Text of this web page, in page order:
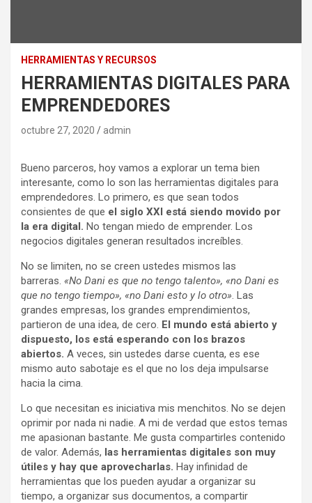
HERRAMIENTAS Y RECURSOS
HERRAMIENTAS DIGITALES PARA
EMPRENDEDORES
octubre 27, 2020 admin
Bueno parceros, hoy vamos a explorar un tema bien
interesante, como lo son las herramientas digitales para
emprendedores. Lo primero, es que sean todos
consientes de que el siglo XXI está siendo movido por
la era digital. No tengan miedo de emprender. Los
negocios digitales generan resultados increíbles.
No se limiten, no se creen ustedes mismos las
barreras. «No Dani es que no tengo talento», «no Dani es
que no tengo tiempo», «no Dani esto y lo otro». Las
grandes empresas, los grandes emprendimientos,
partieron de una idea, de cero. El mundo está abierto y
dispuesto, los está esperando con los brazos
abiertos. A veces, sin ustedes darse cuenta, es ese
mismo auto sabotaje es el que no los deja impulsarse
hacia la cima.
Lo que necesitan es iniciativa mis menchitos. No se dejen
oprimir por nada ni nadie. A mi de verdad que estos temas
me apasionan bastante. Me gusta compartirles contenido
de valor. Además, las herramientas digitales son muy
útiles y hay que aprovecharlas. Hay infinidad de
herramientas que los pueden ayudar a organizar su
tiempo, a organizar sus documentos, a compartir